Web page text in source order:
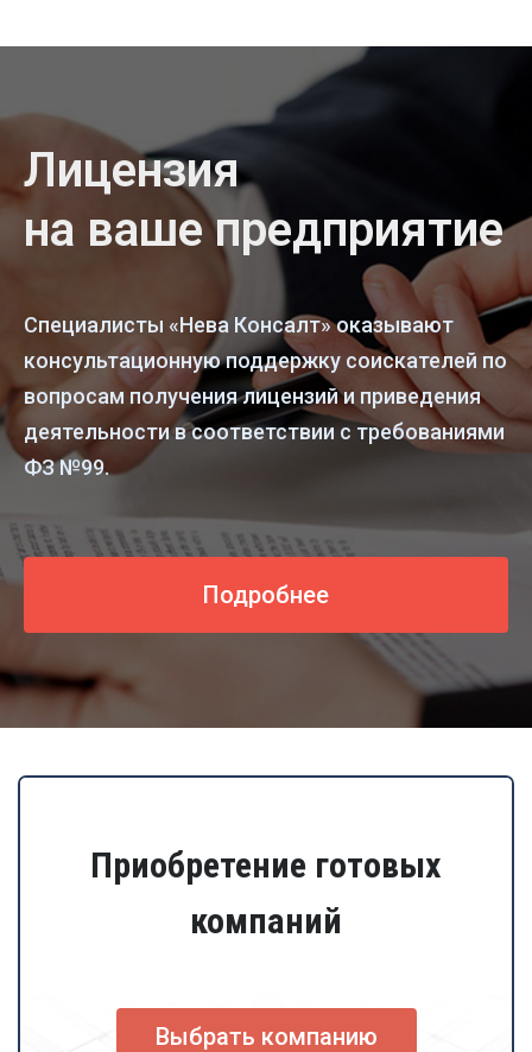
Лицензия
на ваше предприятие
Специалисты «Нева Консалт» оказывают
консультационную поддержку соискателей по
вопросам получения лицензий и приведения
деятельности в соответствии с требованиями
ФЗ №99.
Подробнее
Приобретение готовых
компаний
Выбрать компанию